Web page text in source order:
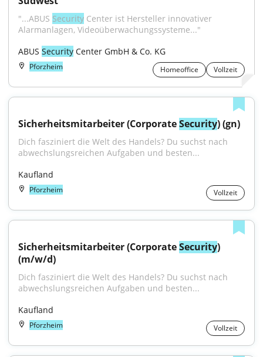
"...ABUS Security Center ist Hersteller innovativer
Alarmanlagen, Videoüberwachungssysteme..."
ABUS Security Center GmbH & Co. KG
Pforzheim Homeoffice Vollzeit
Sicherheitsmitarbeiter (Corporate Security) (gn)
Dich fasziniert die Welt des Handels? Du suchst nach
abwechslungsreichen Aufgaben und besten...
Kaufland
Pforzheim Vollzeit
Sicherheitsmitarbeiter (Corporate Security)
(m/w/d)
Dich fasziniert die Welt des Handels? Du suchst nach
abwechslungsreichen Aufgaben und besten...
Kaufland
Pforzheim Vollzeit